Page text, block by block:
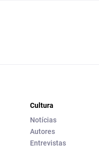
Cultura
Notícias
Autores
Entrevistas